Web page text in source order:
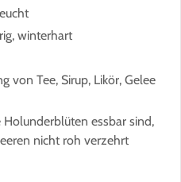
winterhart
von Tee, Sirup, Likör, Gelee
essbar sind,
nicht roh verzehrt